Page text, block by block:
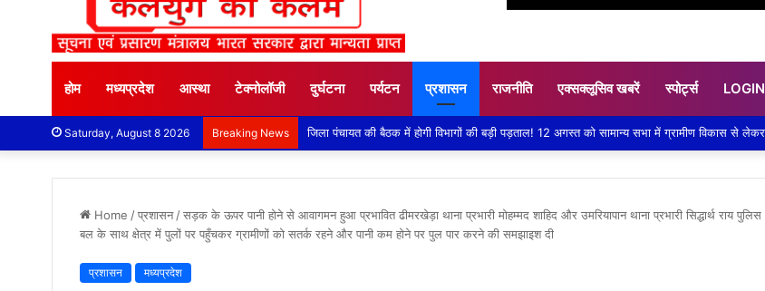
होम मध्यप्रदेश आस्था टेक्नोलॉजी दुर्घटना पर्यटन प्रशासन राजनीति एक्सक्लूसिव खबरें स्पोर्ट्स LOGIN
Saturday, August 8 2026 Breaking News
Home /प्रशासन /सड़क के ऊपर पानी होने से आवागमन हुआ प्रभावित ढीमरखेड़ा थाना प्रभारी मोहम्मद शाहिद और उमरियापान थाना प्रभारी सिद्धार्थ राय पुलिस
बल के साथ क्षेत्र में पुलों पर पहुँचकर ग्रामीणों को सतर्क रहने और पानी कम होने पर पुल पार करने की समझाइश दी
प्रशासन मध्यप्रदेश